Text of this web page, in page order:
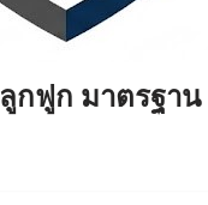
กฟูก มาตรฐาน